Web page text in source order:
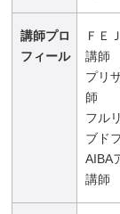
講師プロ
フィール
ＦＥ
講師
プリ
師
フル
ブド
AIBA
講師